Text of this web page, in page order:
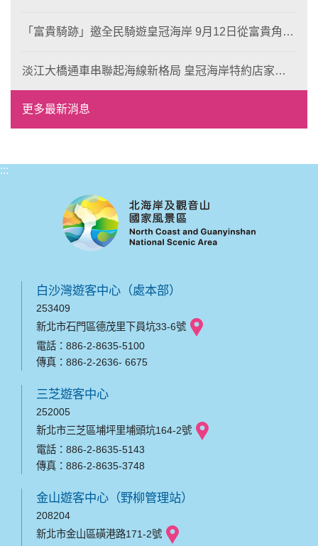
「富貴騎跡」邀全民騎遊皇冠海岸 9月12日從富貴角出
淡江大橋通車串聯起海線新格局 皇冠海岸特約店家、
風格形塑即日起開放報名
更多最新消息
:::
白沙灣遊客中心（處本部）
253409
新北市石門區德茂里下員坑33-6號
電話：886-2-8635-5100
傳真：886-2-2636- 6675
三芝遊客中心
252005
新北市三芝區埔坪里埔頭坑164-2號
電話：886-2-8635-5143
傳真：886-2-8635-3748
金山遊客中心（野柳管理站）
208204
新北市金山區磺港路171-2號